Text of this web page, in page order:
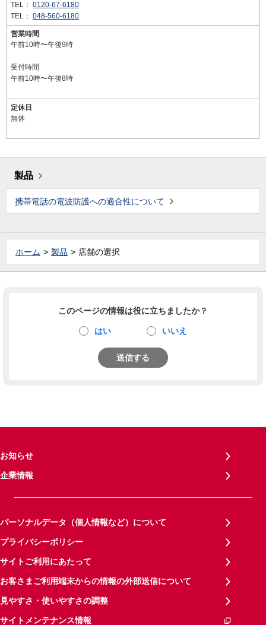
TEL： 0120-67-6180
TEL： 048-560-6180
営業時間
午前10時〜午後9時
受付時間
午前10時〜午後8時
定休日
無休
製品
携帯電話の電波防護への適合性について
ホーム 製品 店舗の選択
このページの情報は役に立ちましたか？
はい いいえ
送信する
お知らせ
企業情報
パーソナルデータ（個人情報など）について
プライバシーポリシー
サイトご利用にあたって
お客さまご利用端末からの情報の外部送信について
見やすさ・使いやすさの調整
サイトメンテナンス情報